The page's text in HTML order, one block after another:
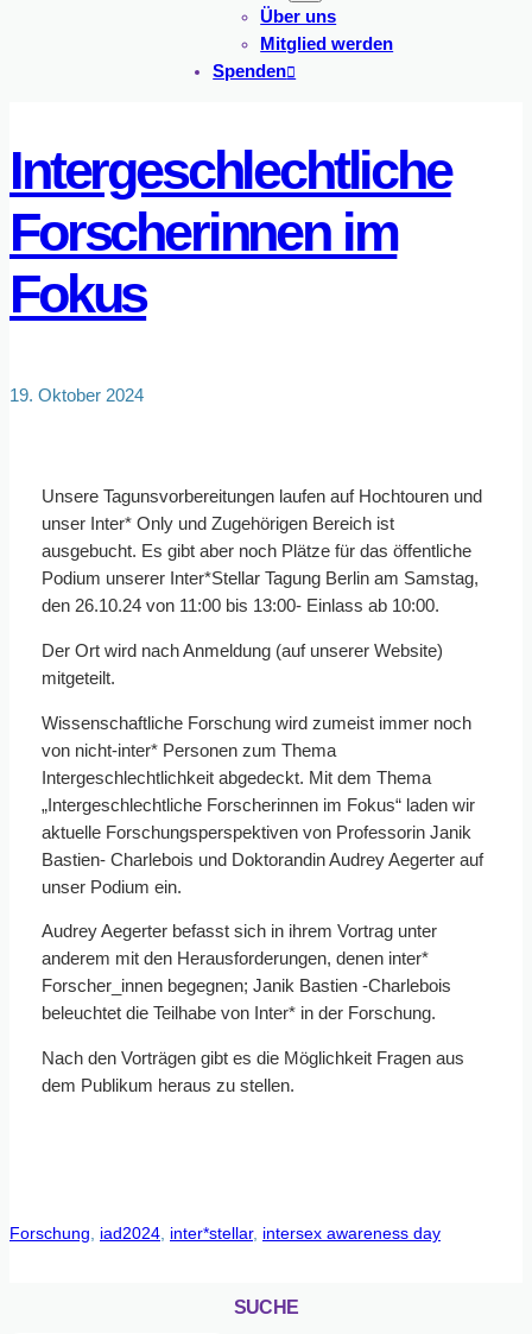
Über uns
Mitglied werden
Spenden
Intergeschlechtliche
Forscherinnen im
Fokus
19. Oktober 2024
Unsere Tagunsvorbereitungen laufen auf Hochtouren und
unser Inter* Only und Zugehörigen Bereich ist
ausgebucht. Es gibt aber noch Plätze für das öffentliche
Podium unserer Inter*Stellar Tagung Berlin am Samstag,
den 26.10.24 von 11:00 bis 13:00- Einlass ab 10:00.
Der Ort wird nach Anmeldung (auf unserer Website)
mitgeteilt.
Wissenschaftliche Forschung wird zumeist immer noch
von nicht-inter* Personen zum Thema
Intergeschlechtlichkeit abgedeckt. Mit dem Thema
„Intergeschlechtliche Forscherinnen im Fokus“ laden wir
aktuelle Forschungsperspektiven von Professorin Janik
Bastien- Charlebois und Doktorandin Audrey Aegerter auf
unser Podium ein.
Audrey Aegerter befasst sich in ihrem Vortrag unter
anderem mit den Herausforderungen, denen inter*
Forscher_innen begegnen; Janik Bastien -Charlebois
beleuchtet die Teilhabe von Inter* in der Forschung.
Nach den Vorträgen gibt es die Möglichkeit Fragen aus
dem Publikum heraus zu stellen.
Forschung iad2024 inter*stellar, intersex awareness day
SUCHE